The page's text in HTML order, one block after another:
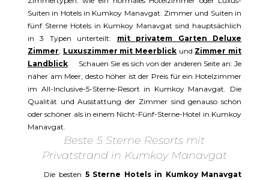
Suiten in Hotels in Kumkoy Manavgat. Zimmer und Suiten in
fünf Sterne Hotels in Kumkoy Manavgat sind hauptsächlich
in 3 Typen unterteilt: mit privatem Garten Deluxe
Zimmer, Luxuszimmer mit Meerblick und Zimmer mit
Landblick. Schauen Sie es sich von der anderen Seite an: Je
näher am Meer, desto höher ist der Preis für ein Hotelzimmer
im All-Inclusive-5-Sterne-Resort in Kumkoy Manavgat. Die
Qualität und Ausstattung der Zimmer sind genauso schön
oder schöner als in einem Nicht-Fünf-Sterne-Hotel in Kumkoy
Manavgat.
Beste 5 Sterne Resorts mit
Privatstrand in Kumkoy Manavgat
Die besten 5 Sterne Hotels in Kumkoy Manavgat